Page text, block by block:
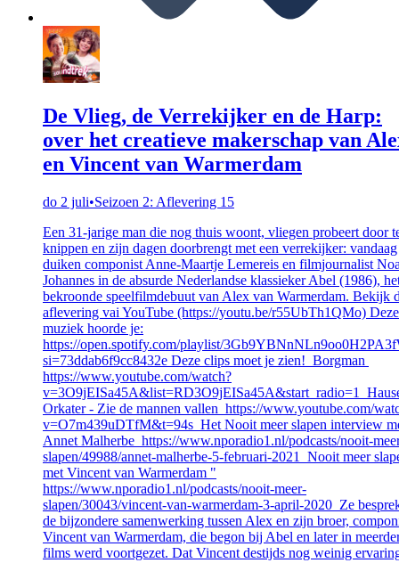
De Vlieg, de Verrekijker en de Harp:
over het creatieve makerschap van
en Vincent van Warmerdam
do 2 juli•Seizoen 2: Aflevering 15
Een 31-jarige man die nog thuis woont, vliegen probeert door
knippen en zijn dagen doorbrengt met een verrekijker: vandaag
duiken componist Anne-Maartje Lemereis en filmjournalist
Johannes in de absurde Nederlandse klassieker Abel (1986),
bekroonde speelfilmdebuut van Alex van Warmerdam. Bekijk
aflevering vai YouTube (https://youtu.be/r55UbTh1QMo) Deze
muziek hoorde je:
https://open.spotify.com/playlist/
si=73ddab6f9cc8432e Deze clips moet je zien! Borgman
https://www.youtube.com/watch?
v=3O9jEISa45A&list=RD3O9jEISa45A&start_radio=1
Orkater - Zie de mannen vallen https://www.youtube.com/
v=O7m439uDTfM&t=94s Het Nooit meer slapen interview
Annet Malherbe https://www.nporadio1.nl/podcasts/nooit-
slapen/49988/annet-malherbe-5-februari-2021 Nooit meer
met Vincent van Warmerdam "
https://www.nporadio1.nl/podcasts/nooit-meer-
slapen/30043/vincent-van-warmerdam-3-april-2020 Ze
de bijzondere samenwerking tussen Alex en zijn broer,
Vincent van Warmerdam, die begon bij Abel en later in
films werd voortgezet. Dat Vincent destijds nog weinig